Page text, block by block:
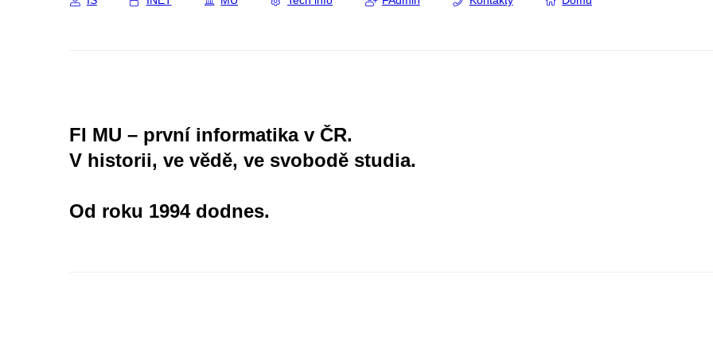
FI MU – první informatika v ČR.
V historii, ve vědě, ve svobodě studia.
Od roku 1994 dodnes.